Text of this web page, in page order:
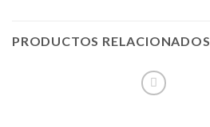
PRODUCTOS RELACIONADOS